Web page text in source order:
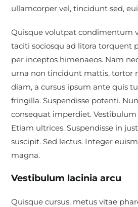
ullamcorper vel, tincidunt sed,
Quisque volutpat condimentum
taciti sociosqu ad litora torquent
per inceptos himenaeos. Nam
urna non tincidunt mattis, tortor
diam, a cursus ipsum ante quis
fringilla. Suspendisse potenti.
consequat imperdiet.
Etiam ultrices. Suspendisse in
suscipit. Sed lectus. Integer
magna.
Vestibulum lacinia arcu
Quisque cursus, metus vitae